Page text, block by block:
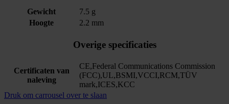
Gewicht
7.5 g
Hoogte
2.2 mm
Overige specificaties
Certificaten van
naleving
CE,Federal Communications Commission
(FCC),UL,BSMI,VCCI,RCM,TÜV
mark,ICES,KCC
Druk om carrousel over te slaan